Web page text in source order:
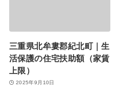
三重県北牟婁郡紀北町｜生
活保護の住宅扶助額（家賃
上限）
2025年9月10日